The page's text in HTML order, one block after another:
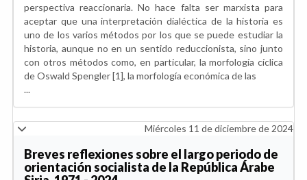
perspectiva reaccionaria. No hace falta ser marxista para
aceptar que una interpretación dialéctica de la historia es
uno de los varios métodos por los que se puede estudiar la
historia, aunque no en un sentido reduccionista, sino junto
con otros métodos como, en particular, la morfología cíclica
de Oswald Spengler [1], la morfología económica de las
...
Miércoles 11 de diciembre de 2024
Breves reflexiones sobre el largo periodo de
orientación socialista de la República Árabe